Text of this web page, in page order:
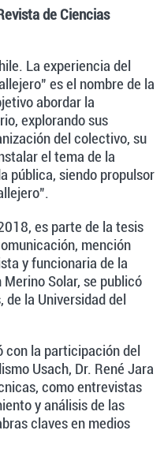
de Ciencias
La experiencia del
es el nombre de la
abordar la
explorando sus
del colectivo, su
el tema de la
pública, siendo propulsor
es parte de la tesis
mención
y funcionaria de la
Solar, se publicó
la Universidad del
con la participación del
Usach, Dr. René Jara
como entrevistas
y análisis de las
claves en medios